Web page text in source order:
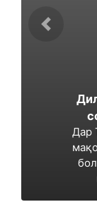
Дар